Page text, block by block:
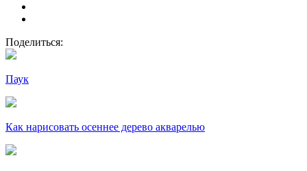
Поделиться:
Паук
Как нарисовать осеннее дерево акварелью